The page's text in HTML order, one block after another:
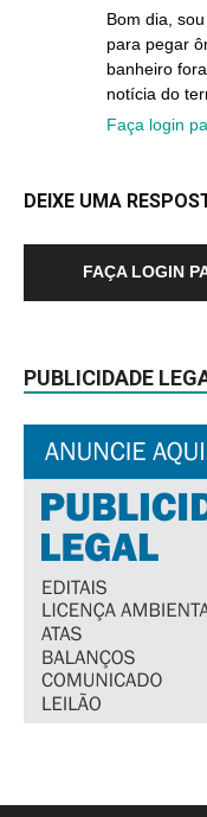
Bom dia,
para pegar
banheiro
notícia do
Faça login
DEIXE UMA
FAÇA LOGIN
PUBLICIDADE